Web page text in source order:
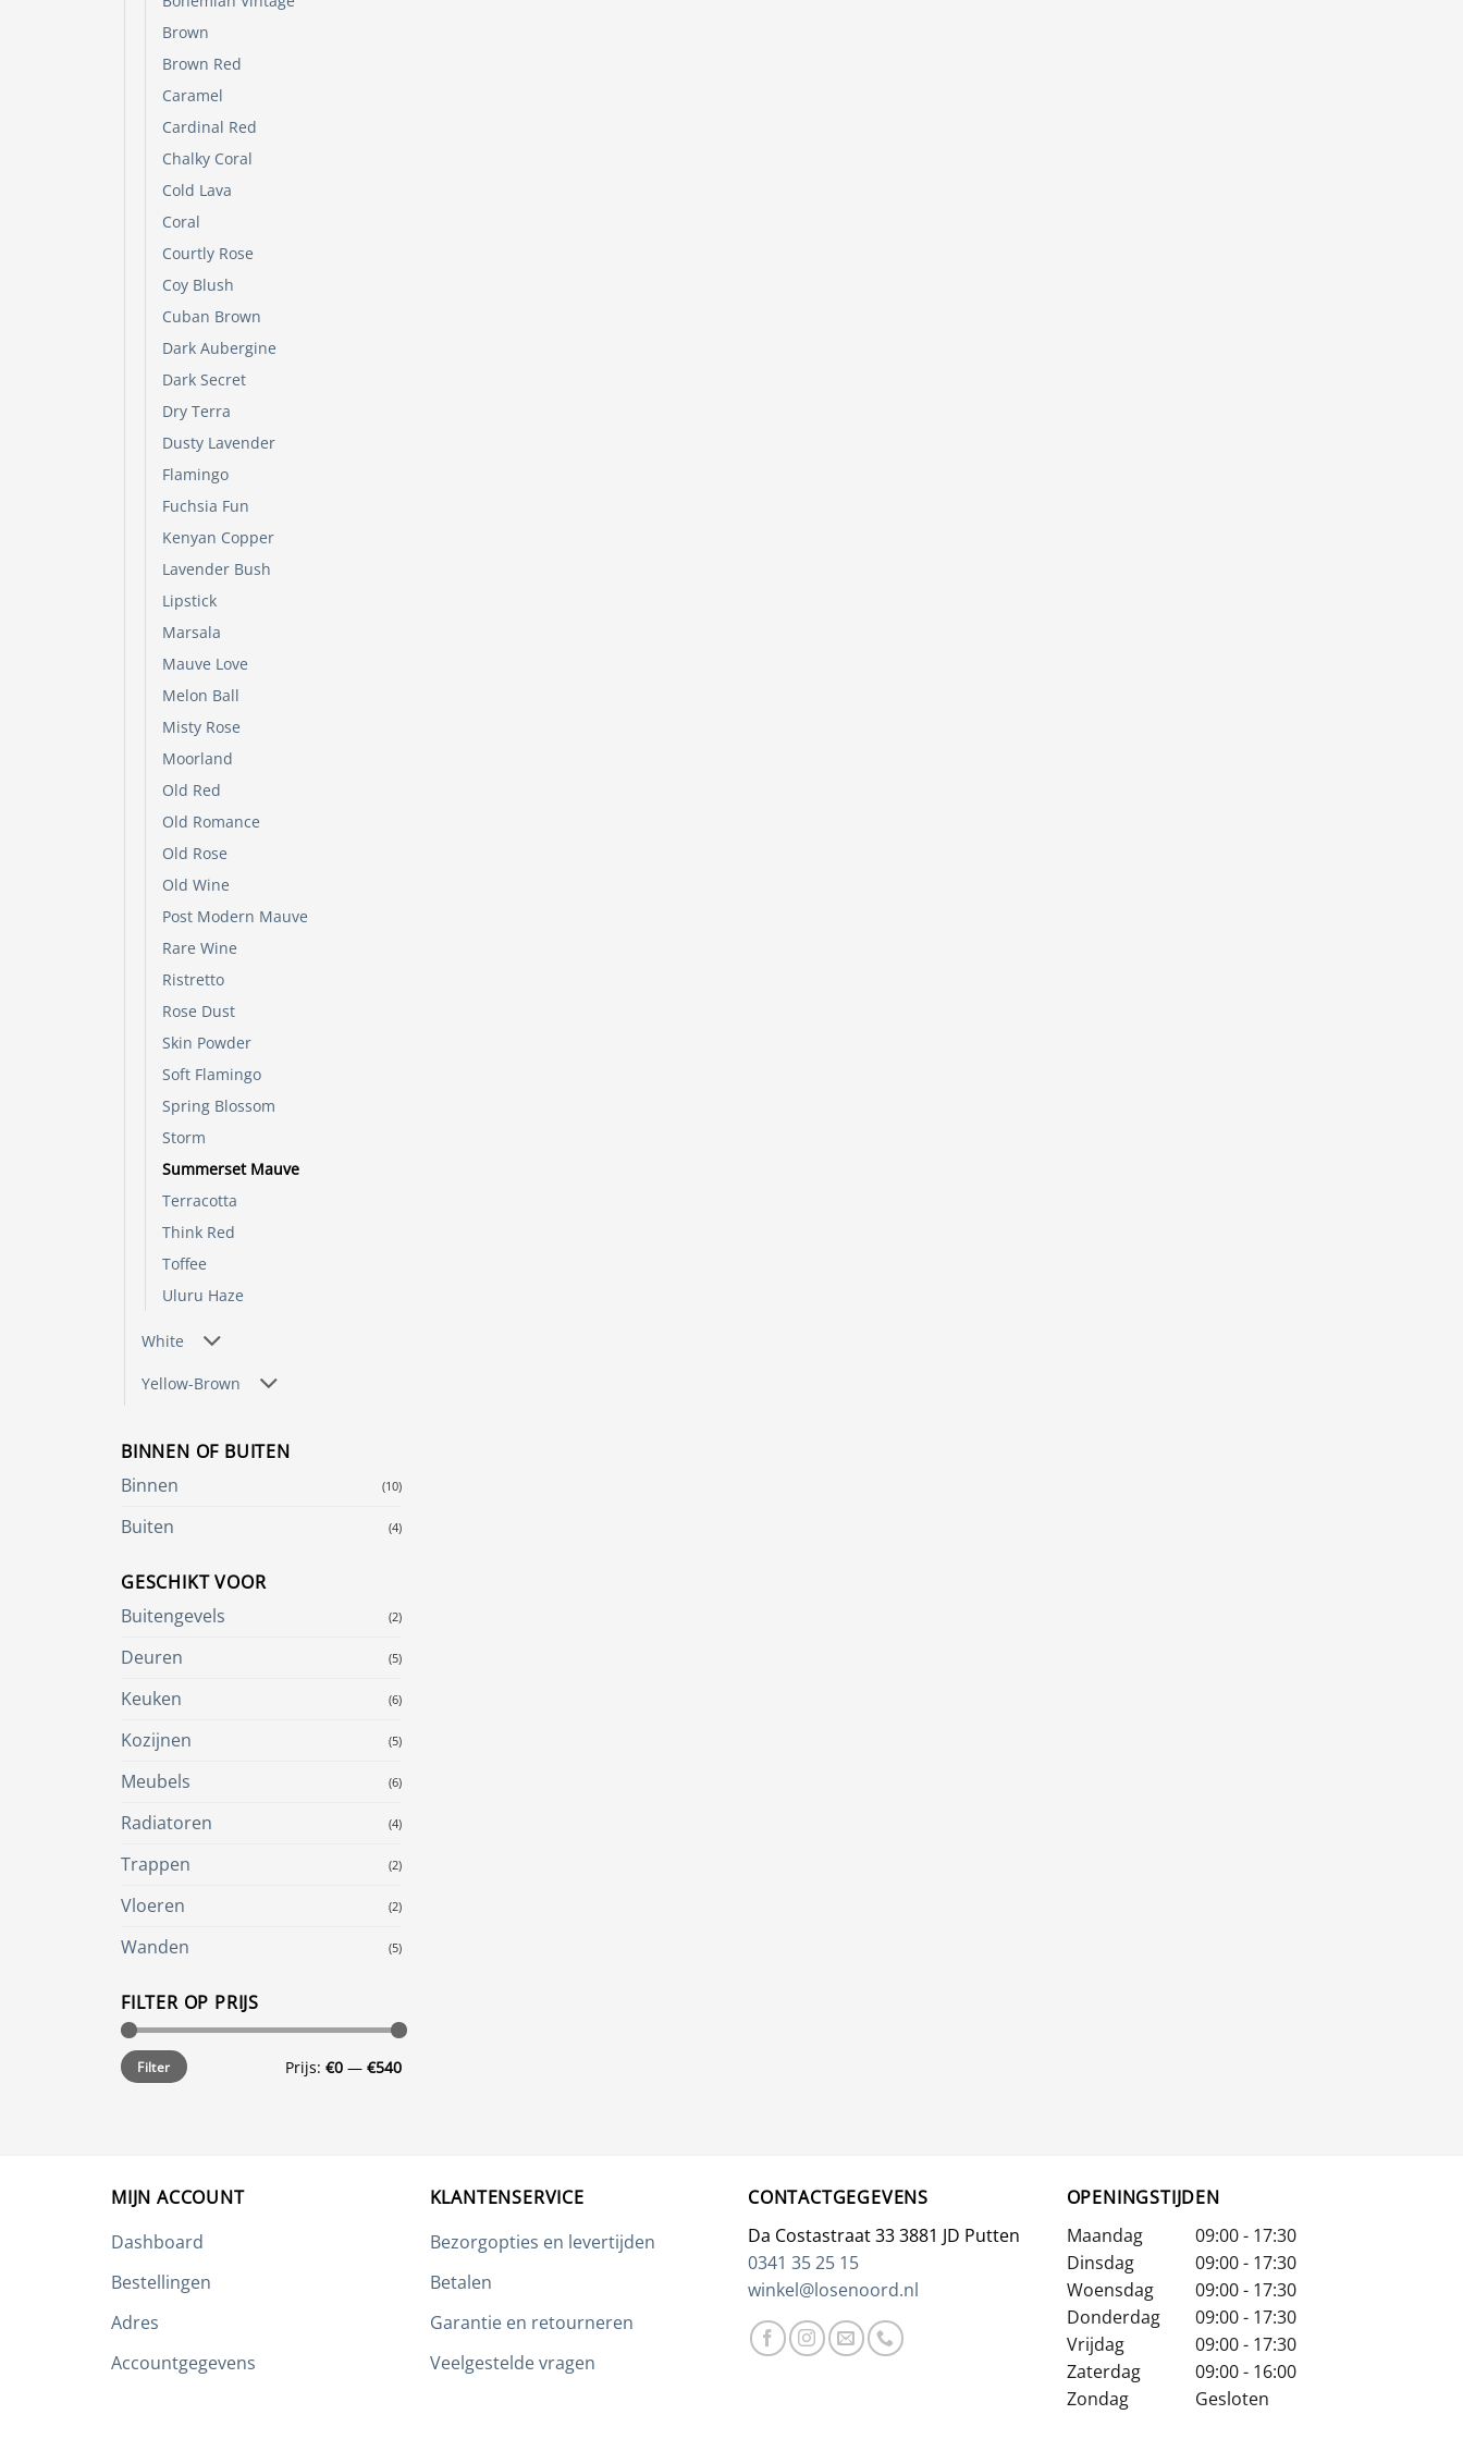
Brown
Brown Red
Caramel
Cardinal Red
Chalky Coral
Cold Lava
Coral
Courtly Rose
Coy Blush
Cuban Brown
Dark Aubergine
Dark Secret
Dry Terra
Dusty Lavender
Flamingo
Fuchsia Fun
Kenyan Copper
Lavender Bush
Lipstick
Marsala
Mauve Love
Melon Ball
Misty Rose
Moorland
Old Red
Old Romance
Old Rose
Old Wine
Post Modern Mauve
Rare Wine
Ristretto
Rose Dust
Skin Powder
Soft Flamingo
Spring Blossom
Storm
Summerset Mauve
Terracotta
Think Red
Toffee
Uluru Haze
White
Yellow-Brown
BINNEN OF BUITEN
Binnen
(10)
Buiten (4)
GESCHIKT VOOR
Buitengevels
(2)
Deuren (5)
Keuken (6)
Kozijnen (5)
Meubels (6)
Radiatoren (4)
Trappen (2)
Vloeren (2)
Wanden (5)
FILTER OP PRIJS
Min.
prijs
Max.
prijsFilter Prijs: €0 — €540
MIJN ACCOUNT
Dashboard
Bestellingen
Adres
Accountgegevens
KLANTENSERVICE
Bezorgopties en levertijden
Betalen
Garantie en retourneren
Veelgestelde vragen
CONTACTGEGEVENS
Da Costastraat 33 3881 JD Putten
0341 35 25 15
winkel@losenoord.nl
OPENINGSTIJDEN
Maandag
09:00 - 17:30
Dinsdag
09:00 - 17:30
Woensdag
09:00 - 17:30
Donderdag
09:00 - 17:30
Vrijdag
09:00 - 17:30
Zaterdag
09:00 - 16:00
Zondag
Gesloten